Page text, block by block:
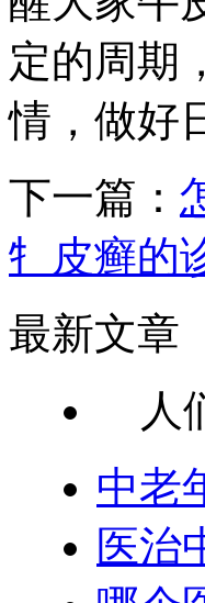
定的周期
情，做好
下一篇：
牜皮癣的
最新文章
人
中老
医治